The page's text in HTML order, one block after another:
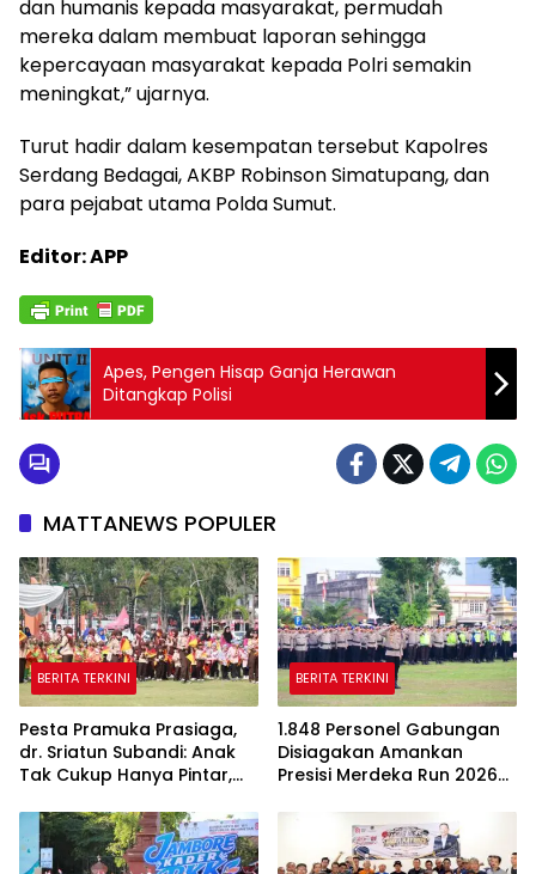
dan humanis kepada masyarakat, permudah
mereka dalam membuat laporan sehingga
kepercayaan masyarakat kepada Polri semakin
meningkat,” ujarnya.
Turut hadir dalam kesempatan tersebut Kapolres
Serdang Bedagai, AKBP Robinson Simatupang, dan
para pejabat utama Polda Sumut.
Editor: APP
Apes, Pengen Hisap Ganja Herawan
Ditangkap Polisi
MATTANEWS POPULER
BERITA TERKINI
Pesta Pramuka Prasiaga,
dr. Sriatun Subandi: Anak
Tak Cukup Hanya Pintar,
Dibentuk Sejak Dini
BERITA TERKINI
1.848 Personel Gabungan
Disiagakan Amankan
Presisi Merdeka Run 2026